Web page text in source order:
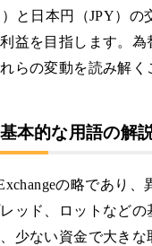
と日本円（JPY）
益を目指します。
らの変動を読み解く
本的な用語の解
の略であり
ッド、ロットなど
少ない資金で大き